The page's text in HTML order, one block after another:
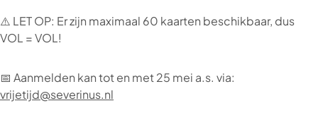
⚠️ LET OP: Er zijn maximaal 60 kaarten beschikbaar, dus
VOL = VOL!
📅 Aanmelden kan tot en met 25 mei a.s. via:
vrijetijd@severinus.nl